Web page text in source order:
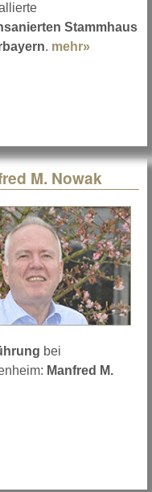
Stammhaus
. mehr» about
M. Nowak
bei
Manfred M.
mit Manfred M.